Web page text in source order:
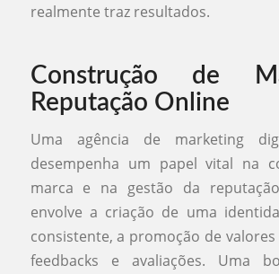
realmente traz resultados.
Construção de
Reputação Online
Uma agência de marketing
desempenha um papel vital na
marca e na gestão da
envolve a criação de uma
consistente, a promoção de valores
feedbacks e avaliações. Uma